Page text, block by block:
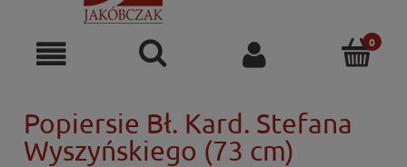
Popiersie Bł. Kard. Stefana
Wyszyńskiego (73 cm)